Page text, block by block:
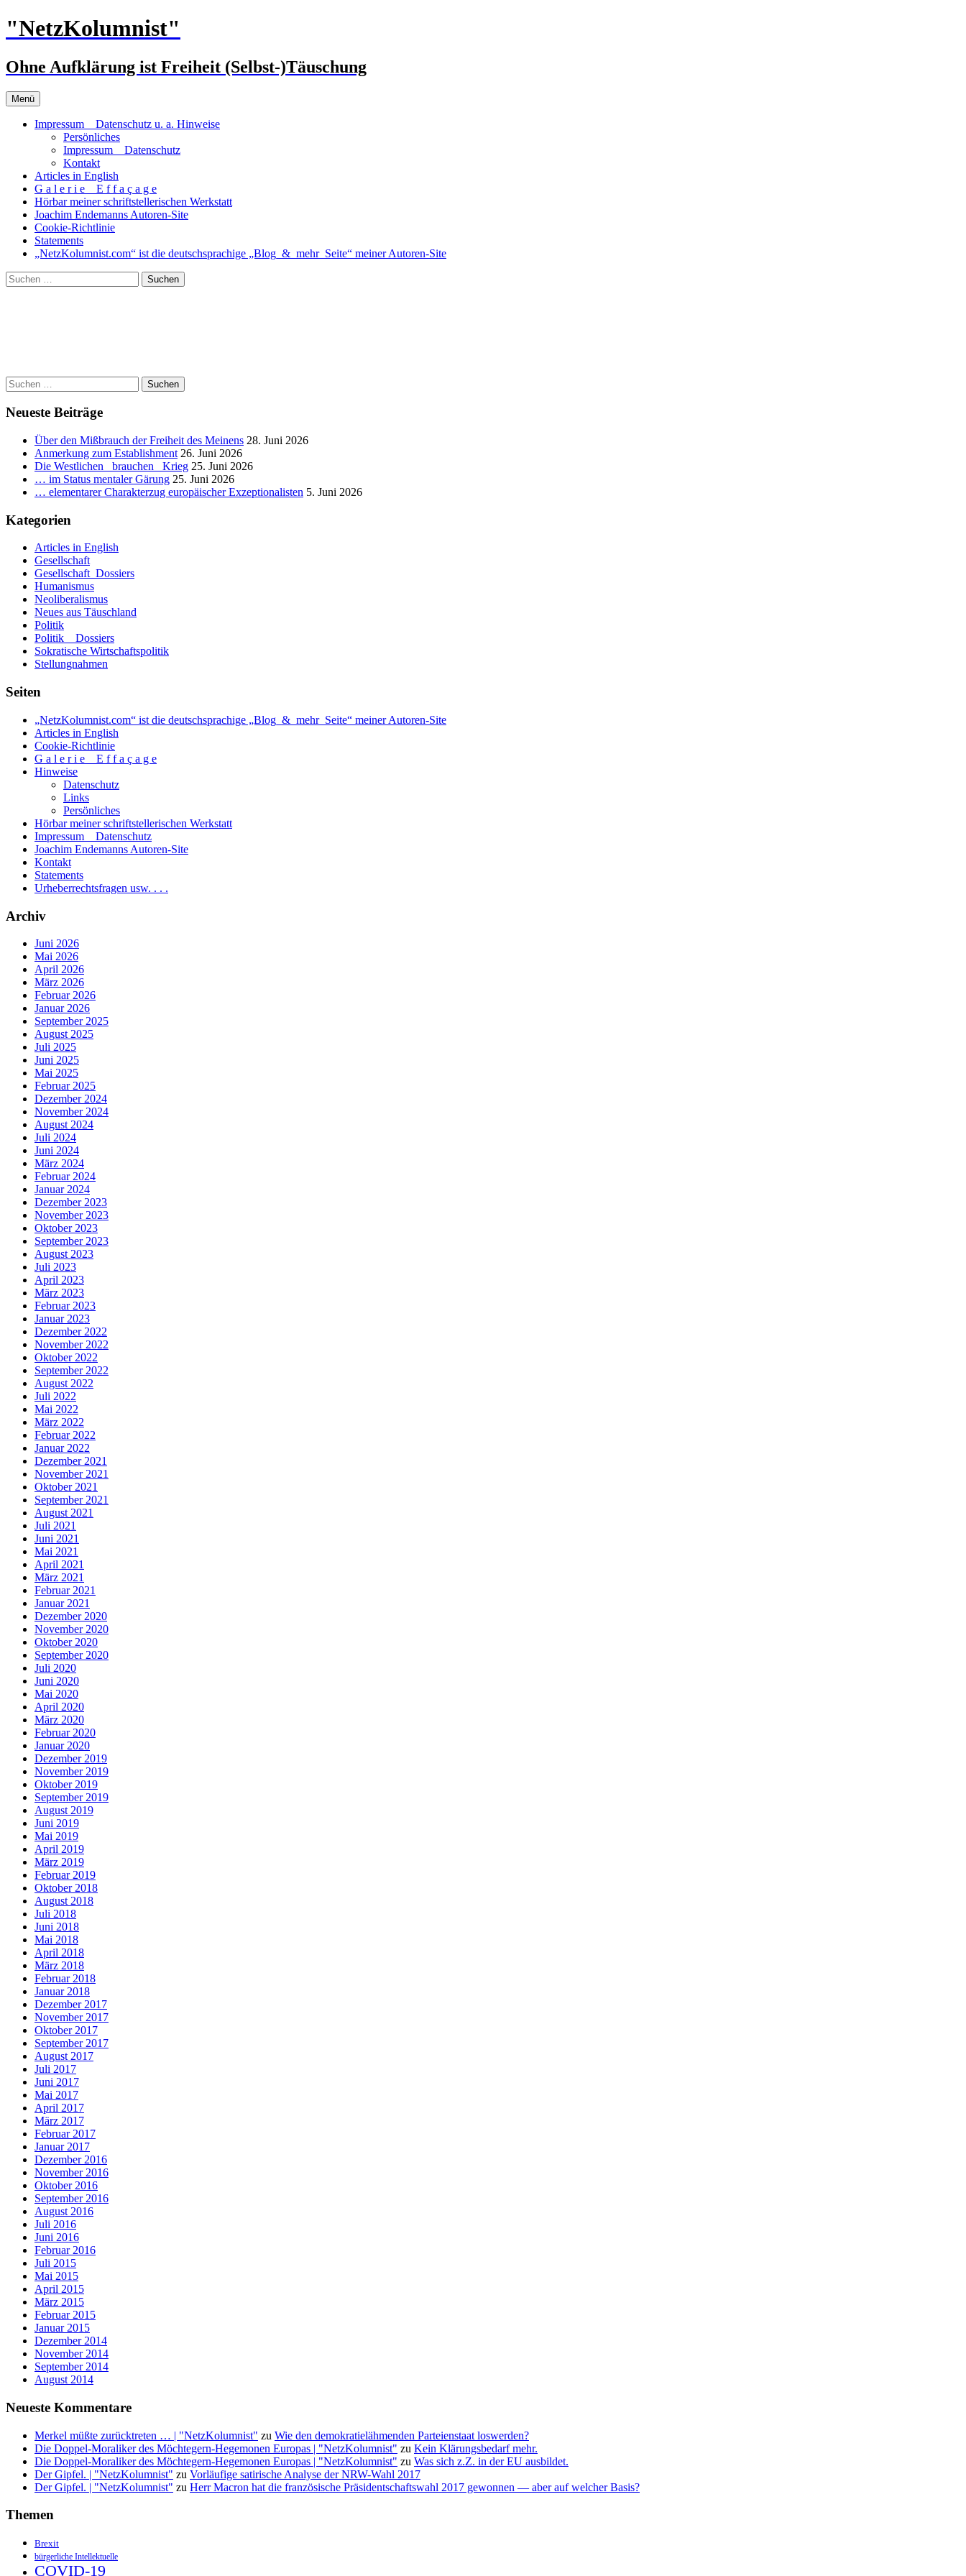
Zum
Inhalt
"NetzKolumnist"
Ohne Aufklärung ist Freiheit (Selbst-)Täuschung
Menü
Impressum _ Datenschutz u. a. Hinweise
Persönliches
Impressum _ Datenschutz
Kontakt
Articles in English
G a l e r i e _ E f f a ç a g e
Hörbar meiner schriftstellerischen Werkstatt
Joachim Endemanns Autoren-Site
Cookie-Richtlinie
Statements
„NetzKolumnist.com“ ist die deutschsprachige „Blog_&_mehr_Seite“ meiner Autoren-Site
Suchen
nach:
Suchen
nach:
Neueste Beiträge
Über den Mißbrauch der Freiheit des Meinens 28. Juni 2026
Anmerkung zum Establishment 26. Juni 2026
Die Westlichen _brauchen_ Krieg 25. Juni 2026
… im Status mentaler Gärung 25. Juni 2026
… elementarer Charakterzug europäischer Exzeptionalisten 5. Juni 2026
Kategorien
Articles in English
Gesellschaft
Gesellschaft_Dossiers
Humanismus
Neoliberalismus
Neues aus Täuschland
Politik
Politik _ Dossiers
Sokratische Wirtschaftspolitik
Stellungnahmen
Seiten
„NetzKolumnist.com“ ist die deutschsprachige „Blog_&_mehr_Seite“ meiner Autoren-Site
Articles in English
Cookie-Richtlinie
G a l e r i e _ E f f a ç a g e
Hinweise
Datenschutz
Links
Persönliches
Hörbar meiner schriftstellerischen Werkstatt
Impressum _ Datenschutz
Joachim Endemanns Autoren-Site
Kontakt
Statements
Urheberrechtsfragen usw. . . .
Archiv
Juni 2026
Mai 2026
April 2026
März 2026
Februar 2026
Januar 2026
September 2025
August 2025
Juli 2025
Juni 2025
Mai 2025
Februar 2025
Dezember 2024
November 2024
August 2024
Juli 2024
Juni 2024
März 2024
Februar 2024
Januar 2024
Dezember 2023
November 2023
Oktober 2023
September 2023
August 2023
Juli 2023
April 2023
März 2023
Februar 2023
Januar 2023
Dezember 2022
November 2022
Oktober 2022
September 2022
August 2022
Juli 2022
Mai 2022
März 2022
Februar 2022
Januar 2022
Dezember 2021
November 2021
Oktober 2021
September 2021
August 2021
Juli 2021
Juni 2021
Mai 2021
April 2021
März 2021
Februar 2021
Januar 2021
Dezember 2020
November 2020
Oktober 2020
September 2020
Juli 2020
Juni 2020
Mai 2020
April 2020
März 2020
Februar 2020
Januar 2020
Dezember 2019
November 2019
Oktober 2019
September 2019
August 2019
Juni 2019
Mai 2019
April 2019
März 2019
Februar 2019
Oktober 2018
August 2018
Juli 2018
Juni 2018
Mai 2018
April 2018
März 2018
Februar 2018
Januar 2018
Dezember 2017
November 2017
Oktober 2017
September 2017
August 2017
Juli 2017
Juni 2017
Mai 2017
April 2017
März 2017
Februar 2017
Januar 2017
Dezember 2016
November 2016
Oktober 2016
September 2016
August 2016
Juli 2016
Juni 2016
Februar 2016
Juli 2015
Mai 2015
April 2015
März 2015
Februar 2015
Januar 2015
Dezember 2014
November 2014
September 2014
August 2014
Neueste Kommentare
Merkel müßte zurücktreten … | "NetzKolumnist" zu Wie den demokratielähmenden Parteienstaat loswerden?
Die Doppel-Moraliker des Möchtegern-Hegemonen Europas | "NetzKolumnist" zu Kein Klärungsbedarf mehr.
Die Doppel-Moraliker des Möchtegern-Hegemonen Europas | "NetzKolumnist" zu Was sich z.Z. in der EU ausbildet.
Der Gipfel. | "NetzKolumnist" zu Vorläufige satirische Analyse der NRW-Wahl 2017
Der Gipfel. | "NetzKolumnist" zu Herr Macron hat die französische Präsidentschaftswahl 2017 gewonnen — aber auf welcher Basis?
Themen
Brexit
bürgerliche Intellektuelle
COVID-19